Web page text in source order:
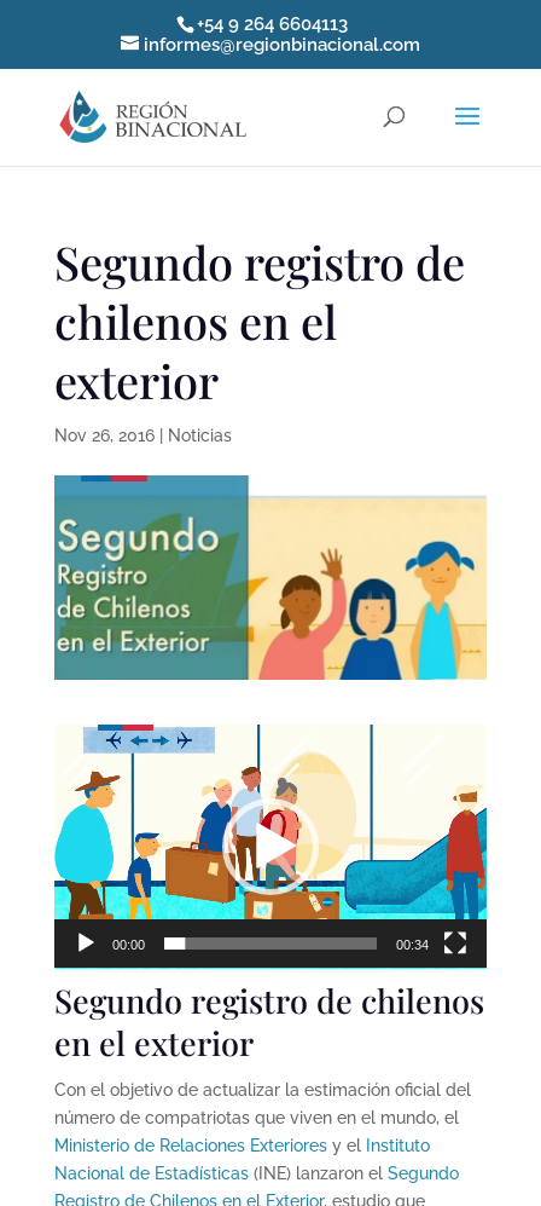
+54 9 264 6604113
informes@regionbinacional.com
Segundo registro de
chilenos en el
exterior
Nov 26, 2016| Noticias
Reproductor
video
00:00 00:34
Segundo registro de chilenos
en el exterior
Con el objetivo de actualizar la estimación oficial del
número de compatriotas que viven en el mundo, el
Ministerio de Relaciones Exteriores y el Instituto
Nacional de Estadísticas(INE) lanzaron el Segundo
Registro de Chilenos en el Exterior, estudio que